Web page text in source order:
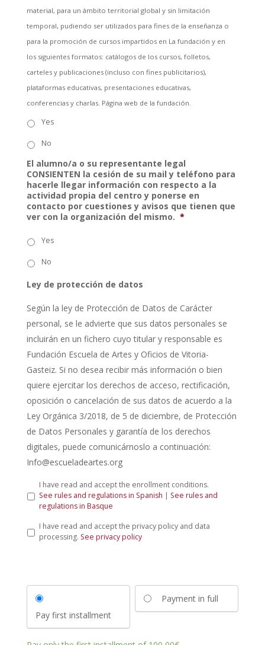
material, para un ámbito territorial global y sin limitación
temporal, pudiendo ser utilizados para fines de la enseñanza o
para la promoción de cursos impartidos en La fundación y en
los siguientes formatos: catálogos de los cursos, folletos,
carteles y publicaciones (incluso con fines publicitarios),
plataformas educativas, presentaciones educativas,
conferencias y charlas. Página web de la fundación.
Yes
No
El alumno/a o su representante legal
CONSIENTEN la cesión de su mail y teléfono para
hacerle llegar información con respecto a la
actividad propia del centro y ponerse en
contacto por cuestiones y avisos que tienen que
ver con la organización del mismo. *
Yes
No
Ley de protección de datos
Según la ley de Protección de Datos de Carácter
personal, se le advierte que sus datos personales se
incluirán en un fichero cuyo titular y responsable es
Fundación Escuela de Artes y Oficios de Vitoria-
Gasteiz. Si no desea recibir más información o bien
quiere ejercitar los derechos de acceso, rectificación,
oposición o cancelación de sus datos de acuerdo a la
Ley Orgánica 3/2018, de 5 de diciembre, de Protección
de Datos Personales y garantía de los derechos
digitales, puede comunicárnoslo a continuación:
Info@escueladeartes.org
e
e
p
I have read and accept the enrollment conditions.
See rules and regulations in Spanish | See rules and
regulations in Basque
P
r
y
I have read and accept the privacy policy and data
processing. See privacy policy
Pay first installment
Payment in full